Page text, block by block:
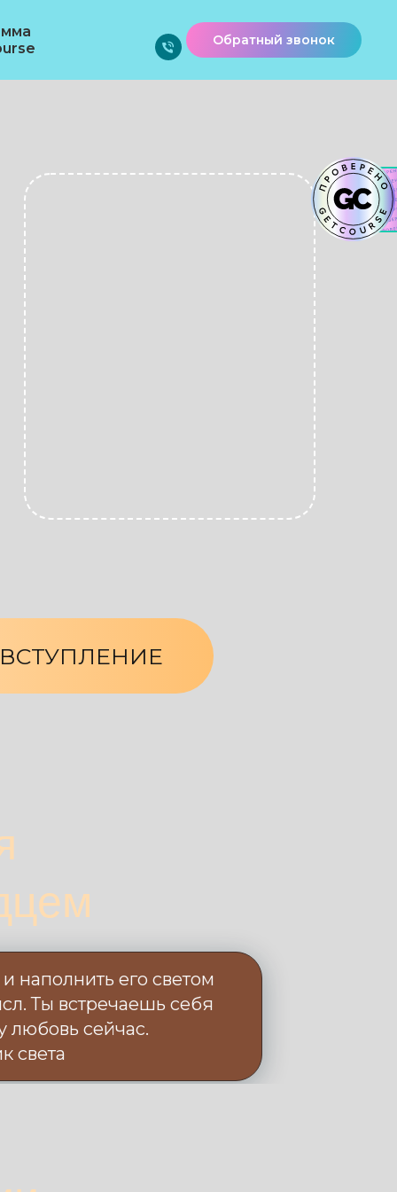
Обратный звонок
наполнить его светом
Ты встречаешь себя
любовь сейчас.
света